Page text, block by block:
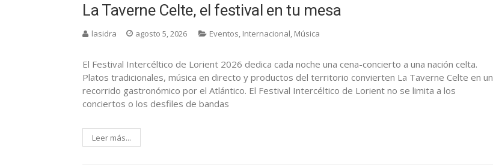
La Taverne Celte, el festival en tu mesa
lasidra agosto 5, 2026 Eventos, Internacional, Música
El Festival Intercéltico de Lorient 2026 dedica cada noche una cena-concierto a una nación celta.
Platos tradicionales, música en directo y productos del territorio convierten La Taverne Celte en un
recorrido gastronómico por el Atlántico. El Festival Intercéltico de Lorient no se limita a los
conciertos o los desfiles de bandas
Leer más...